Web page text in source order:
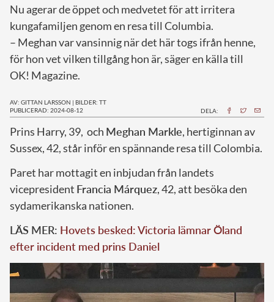
Nu agerar de öppet och medvetet för att irritera
kungafamiljen genom en resa till Columbia.
– Meghan var vansinnig när det här togs ifrån henne,
för hon vet vilken tillgång hon är, säger en källa till
OK! Magazine.
AV: GITTAN LARSSON | BILDER: TT
PUBLICERAD: 2024-08-12
DELA:
Prins Harry, 39, och Meghan Markle, hertiginnan av
Sussex, 42, står inför en spännande resa till Colombia.
Paret har mottagit en inbjudan från landets
vicepresident Francia Márquez, 42, att besöka den
sydamerikanska nationen.
LÄS MER: Hovets besked: Victoria lämnar Öland
efter incident med prins Daniel